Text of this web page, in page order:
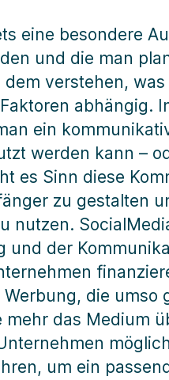
eine besondere
und die man
verstehen,
abhängig.
ein
werden kann –
es Sinn diese
zu gestalten
nutzen.
und der
die umso
das Medium
um ein